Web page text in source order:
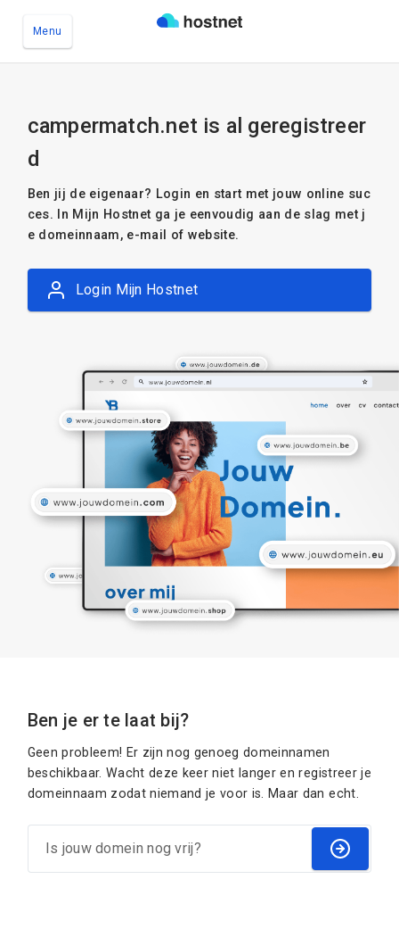
Menu
campermatch.net is al geregistreer
d
Ben jij de eigenaar? Login en start met jouw online suc
ces. In Mijn Hostnet ga je eenvoudig aan de slag met j
e domeinnaam, e-mail of website.
Login Mijn Hostnet
Ben je er te laat bij?
Geen probleem! Er zijn nog genoeg domeinnamen
beschikbaar. Wacht deze keer niet langer en registreer je
domeinnaam zodat niemand je voor is. Maar dan echt.